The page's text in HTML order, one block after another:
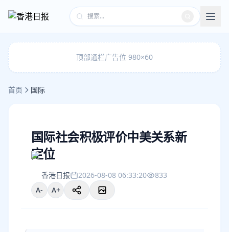
顶部通栏广告位 980×60
首页 国际
国际社会积极评价中美关系新
定位
香港日报 2026-08-08 06:33:20
833
A-
A+